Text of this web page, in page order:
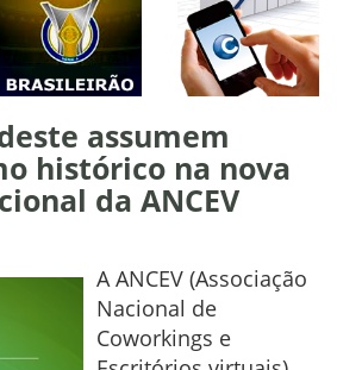
assumem
histórico na nova
da ANCEV
A ANCEV (Associação
Nacional de
Coworkings e